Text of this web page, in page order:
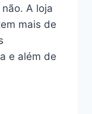
A loja
mais de
e além de